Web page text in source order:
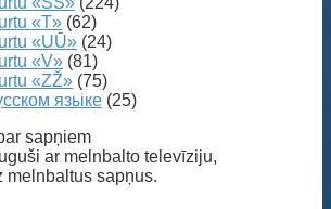
«T» (62)
«UŪ» (24)
«V» (81)
«ZŽ» (75)
языке (25)
sapņiem
ar melnbalto televīziju,
melnbaltus sapņus.